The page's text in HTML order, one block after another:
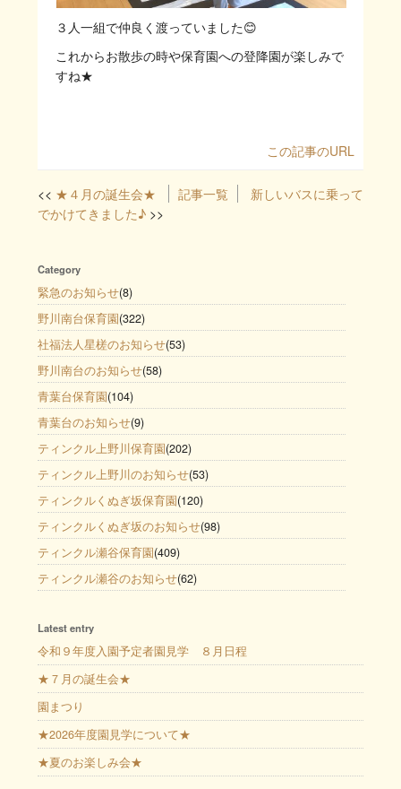
３人一組で仲良く渡っていました😊
これからお散歩の時や保育園への登降園が楽しみで
すね★
この記事のURL
★４月の誕生会★ 記事一覧
新しいバスに乗って
でかけてきました♪
Category
緊急のお知らせ(8)
野川南台保育園(322)
社福法人星槎のお知らせ(53)
野川南台のお知らせ(58)
青葉台保育園(104)
青葉台のお知らせ(9)
ティンクル上野川保育園(202)
ティンクル上野川のお知らせ(53)
ティンクルくぬぎ坂保育園(120)
ティンクルくぬぎ坂のお知らせ(98)
ティンクル瀬谷保育園(409)
ティンクル瀬谷のお知らせ(62)
Latest entry
令和９年度入園予定者園見学 ８月日程
★７月の誕生会★
園まつり
★2026年度園見学について★
★夏のお楽しみ会★